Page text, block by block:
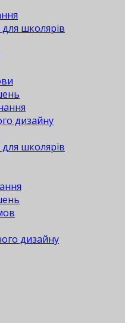
школярів
дизайну
школярів
дизайну